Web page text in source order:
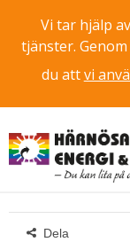
Vi tar hjälp
tjänster.
du attvi
Dela